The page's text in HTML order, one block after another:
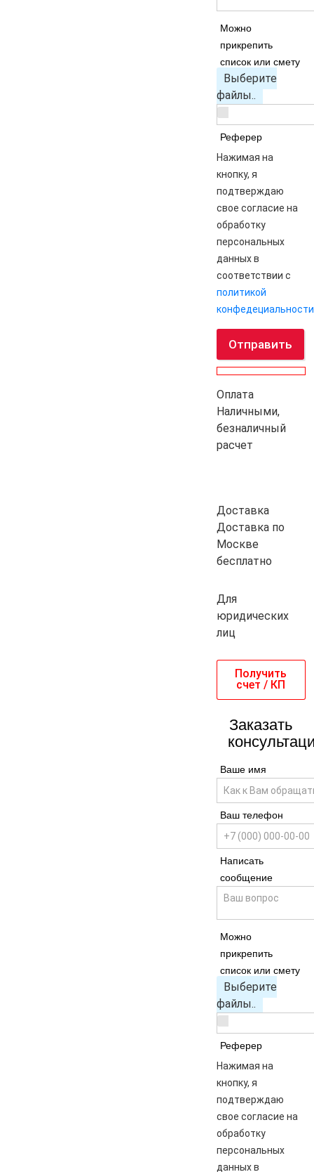
Можно
прикрепить
список или смету
Выберите
файлы..
Реферер
Нажимая на
кнопку, я
подтверждаю
свое согласие на
обработку
персональных
данных в
соответствии с
политикой
конфедециальности
Отправить
Оплата
Наличными,
безналичный
расчет
Доставка
Доставка по
Москве
бесплатно
Для
юридических
лиц
Получить
счет / КП
Заказать
Ваше имя
Ваш телефон
Написать
сообщение
Можно
прикрепить
список или смету
Выберите
файлы..
Реферер
Нажимая на
кнопку, я
подтверждаю
свое согласие на
обработку
персональных
данных в